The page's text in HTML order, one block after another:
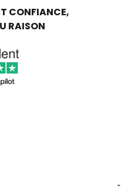
CONFIANCE,
RAISON